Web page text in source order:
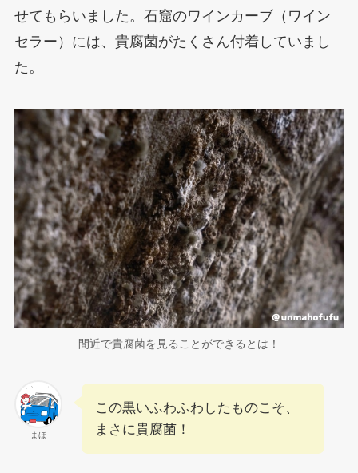
せてもらいました。石窟のワインカーブ（ワイン
セラー）には、貴腐菌がたくさん付着していまし
た。
間近で貴腐菌を見ることができるとは！
まほ
この黒いふわふわしたものこそ、
まさに貴腐菌！